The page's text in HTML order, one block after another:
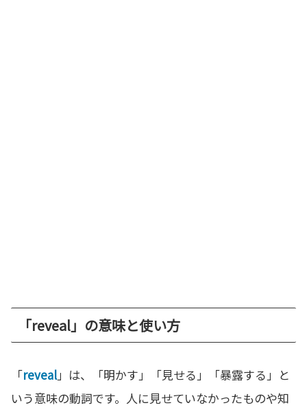
「reveal」の意味と使い方
「reveal」は、「明かす」「見せる」「暴露する」と
いう意味の動詞です。人に見せていなかったものや知